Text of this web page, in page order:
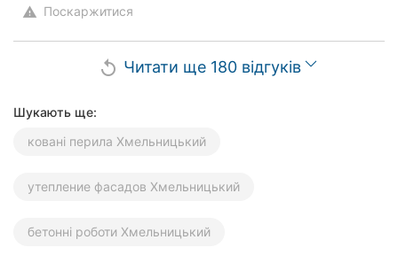
warning Поскаржитися
replay Читати ще 180 відгуків
Шукають ще:
ковані перила Хмельницький
утепление фасадов Хмельницький
бетонні роботи Хмельницький